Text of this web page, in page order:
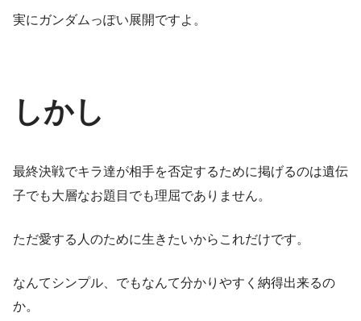
実にガンダムっぽい展開ですよ。
しかし
最終決戦でキラ達が相手を否定するために掲げるのは遺伝
子でも大層なお題目でも理屈でありません。
ただ愛する人のために生きたいからこれだけです。
なんてシンプル、でもなんて分かりやすく納得出来るの
か。